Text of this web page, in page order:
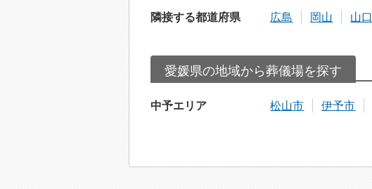
隣接する都道府県 広島 岡山 山口
愛媛県の地域から葬儀場を探す
中予エリア 松山市 伊予市